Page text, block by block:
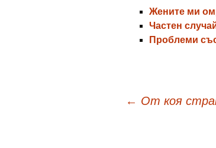
Жените ми
Частен
Проблеми
Навигация
← От коя